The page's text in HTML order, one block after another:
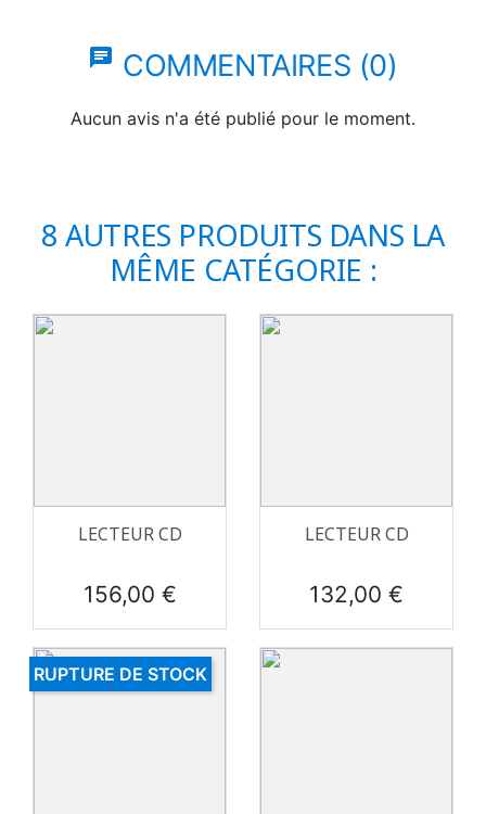
chat COMMENTAIRES (0)
Aucun avis n'a été publié pour le moment.
8 AUTRES PRODUITS DANS LA
MÊME CATÉGORIE :
LECTEUR CD
Prix
156,00 €
LECTEUR CD
Prix
132,00 €
RUPTURE DE STOCK